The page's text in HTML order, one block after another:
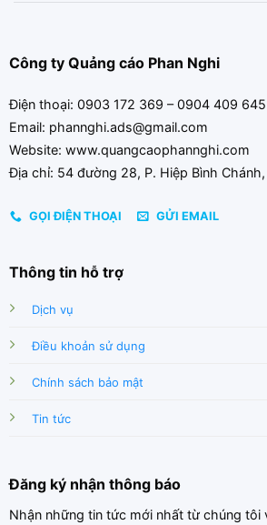
Công ty Quảng cáo Phan Nghi
Điện thoại: 0903 172 369 – 0904 409 645
Email: phannghi.ads@gmail.com
Website: www.quangcaophannghi.com
Địa chỉ: 54 đường 28, P. Hiệp Bình
GỌI ĐIỆN THOẠI GỬI EMAIL
Thông tin hỗ trợ
Dịch vụ
Điều khoản sử dụng
Chính sách bảo mật
Tin tức
Đăng ký nhận thông báo
Nhận những tin tức mới nhất từ chúng tôi